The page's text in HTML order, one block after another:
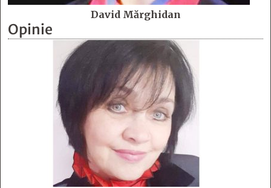
David Mărghidan
Opinie